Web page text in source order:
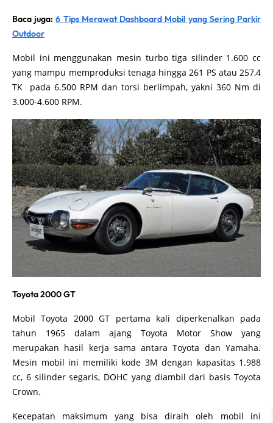
Baca juga:6 Tips Merawat Dashboard Mobil yang Sering Parkir
Outdoor
Mobil ini menggunakan mesin turbo tiga silinder 1.600 cc
yang mampu memproduksi tenaga hingga 261 PS atau 257,4
TK pada 6.500 RPM dan torsi berlimpah, yakni 360 Nm di
3.000-4.600 RPM.
Toyota 2000 GT
Mobil Toyota 2000 GT pertama kali diperkenalkan pada
tahun 1965 dalam ajang Toyota Motor Show yang
merupakan hasil kerja sama antara Toyota dan Yamaha.
Mesin mobil ini memiliki kode 3M dengan kapasitas 1.988
cc, 6 silinder segaris, DOHC yang diambil dari basis Toyota
Crown.
Kecepatan maksimum yang bisa diraih oleh mobil ini